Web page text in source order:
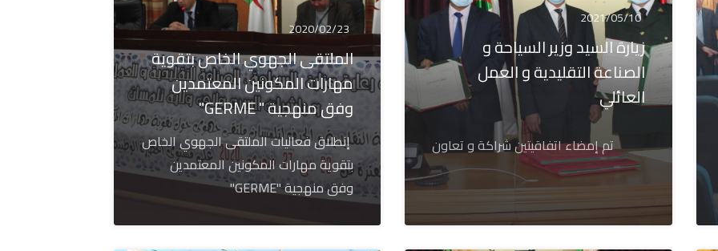
2021/05/10
زيارة السيد وزير السياحة و
الصناعة التقليدية و العمل
العائلي
تم إمضاء اتفاقيتين شراكة و تعاون
2020/02/23
الملتقى الجهوي الخاص بتقوية
مهارات المكونين المعتمدين
وفق منهجية " GERME"
إنطلاق فعاليات الملتقى الجهوي الخاص
بتقوية مهارات المكونين المعتمدين
وفق منهجية "GERME"